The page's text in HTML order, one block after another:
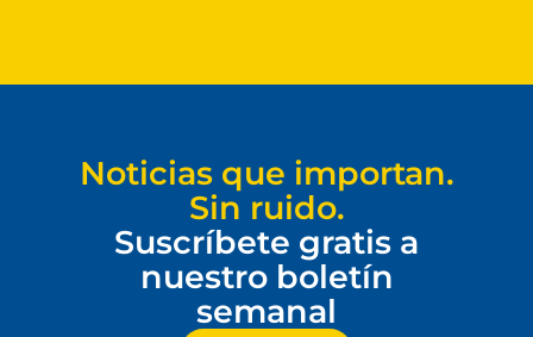
Noticias que importan.
Sin ruido.
Suscríbete gratis a
nuestro boletín
semanal